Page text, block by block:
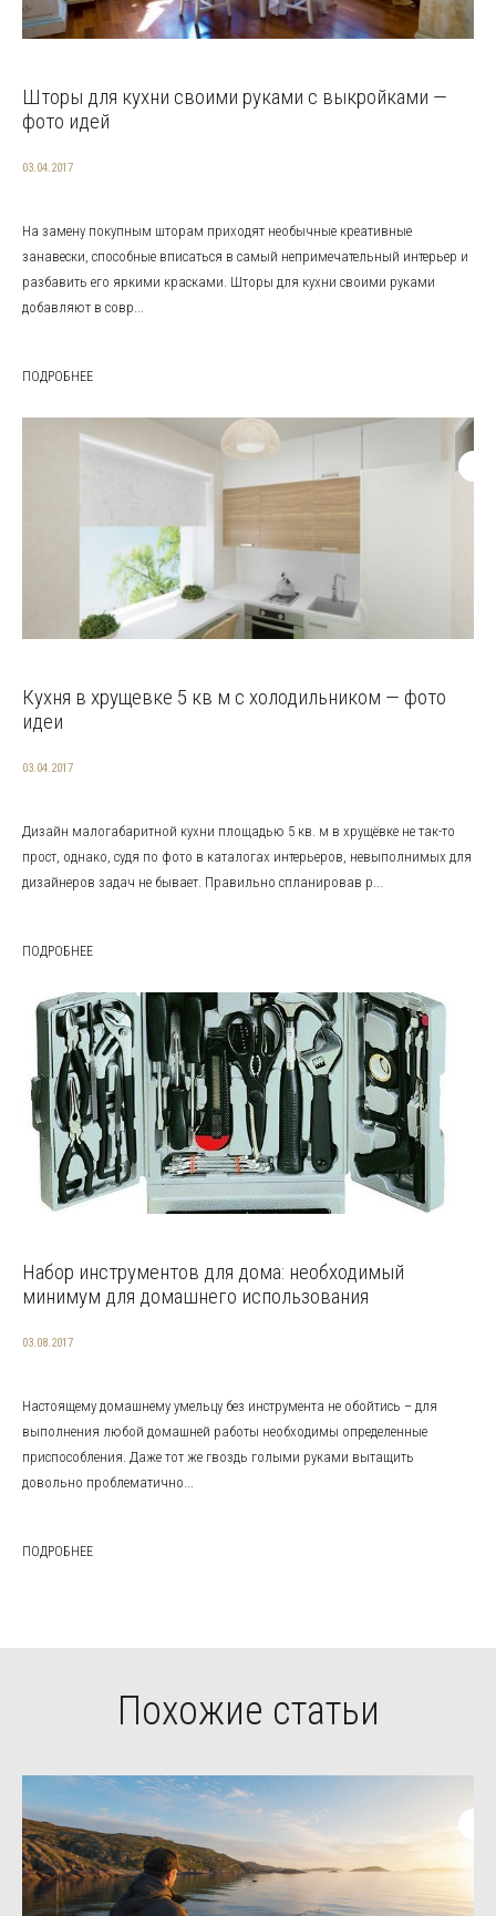
Шторы для кухни своими руками с выкройками —
фото идей
03.04.2017
На замену покупным шторам приходят необычные креативные
занавески, способные вписаться в самый непримечательный интерьер и
разбавить его яркими красками. Шторы для кухни своими руками
добавляют в совр...
ПОДРОБНЕЕ
Кухня в хрущевке 5 кв м с холодильником — фото
идеи
03.04.2017
Дизайн малогабаритной кухни площадью 5 кв. м в хрущёвке не так-то
прост, однако, судя по фото в каталогах интерьеров, невыполнимых для
дизайнеров задач не бывает. Правильно спланировав р...
ПОДРОБНЕЕ
Набор инструментов для дома: необходимый
минимум для домашнего использования
03.08.2017
Настоящему домашнему умельцу без инструмента не обойтись – для
выполнения любой домашней работы необходимы определенные
приспособления. Даже тот же гвоздь голыми руками вытащить
довольно проблематично...
ПОДРОБНЕЕ
Похожие статьи